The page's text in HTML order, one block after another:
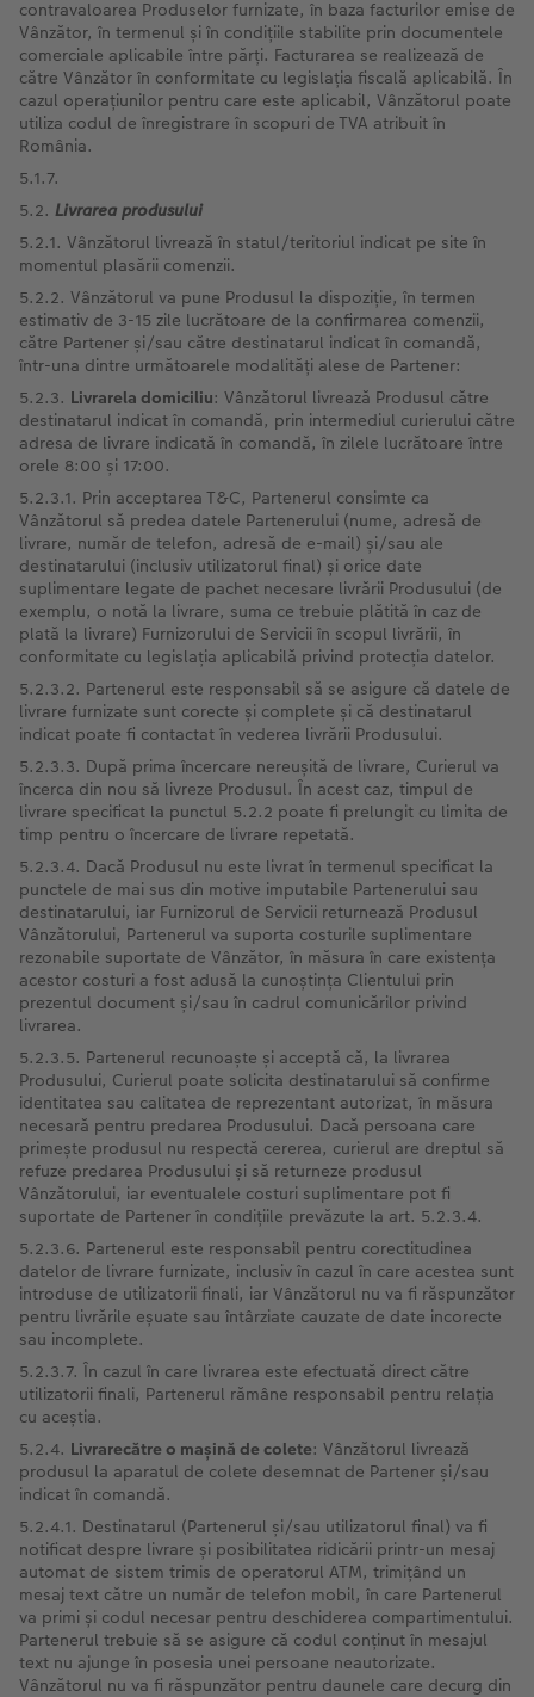
contravaloarea Produselor furnizate, în baza facturilor emise de
Vânzător, în termenul și în condițiile stabilite prin documentele
comerciale aplicabile între părți. Facturarea se realizează de
către Vânzător în conformitate cu legislația fiscală aplicabilă. În
cazul operațiunilor pentru care este aplicabil, Vânzătorul poate
utiliza codul de înregistrare în scopuri de TVA atribuit în
România.
5.1.7.
5.2. Livrarea produsului
5.2.1. Vânzătorul livrează în statul/teritoriul indicat pe site în
momentul plasării comenzii.
5.2.2. Vânzătorul va pune Produsul la dispoziție, în termen
estimativ de 3-15 zile lucrătoare de la confirmarea comenzii,
către Partener și/sau către destinatarul indicat în comandă,
într-una dintre următoarele modalități alese de Partener:
5.2.3. Livrarela domiciliu: Vânzătorul livrează Produsul către
destinatarul indicat în comandă, prin intermediul curierului către
adresa de livrare indicată în comandă, în zilele lucrătoare între
orele 8:00 și 17:00.
5.2.3.1. Prin acceptarea T&C, Partenerul consimte ca
Vânzătorul să predea datele Partenerului (nume, adresă de
livrare, număr de telefon, adresă de e-mail) și/sau ale
destinatarului (inclusiv utilizatorul final) și orice date
suplimentare legate de pachet necesare livrării Produsului (de
exemplu, o notă la livrare, suma ce trebuie plătită în caz de
plată la livrare) Furnizorului de Servicii în scopul livrării, în
conformitate cu legislația aplicabilă privind protecția datelor.
5.2.3.2. Partenerul este responsabil să se asigure că datele de
livrare furnizate sunt corecte și complete și că destinatarul
indicat poate fi contactat în vederea livrării Produsului.
5.2.3.3. După prima încercare nereușită de livrare, Curierul va
încerca din nou să livreze Produsul. În acest caz, timpul de
livrare specificat la punctul 5.2.2 poate fi prelungit cu limita de
timp pentru o încercare de livrare repetată.
5.2.3.4. Dacă Produsul nu este livrat în termenul specificat la
punctele de mai sus din motive imputabile Partenerului sau
destinatarului, iar Furnizorul de Servicii returnează Produsul
Vânzătorului, Partenerul va suporta costurile suplimentare
rezonabile suportate de Vânzător, în măsura în care existența
acestor costuri a fost adusă la cunoștința Clientului prin
prezentul document și/sau în cadrul comunicărilor privind
livrarea.
5.2.3.5. Partenerul recunoaște și acceptă că, la livrarea
Produsului, Curierul poate solicita destinatarului să confirme
identitatea sau calitatea de reprezentant autorizat, în măsura
necesară pentru predarea Produsului. Dacă persoana care
primește produsul nu respectă cererea, curierul are dreptul să
refuze predarea Produsului și să returneze produsul
Vânzătorului, iar eventualele costuri suplimentare pot fi
suportate de Partener în condițiile prevăzute la art. 5.2.3.4.
5.2.3.6. Partenerul este responsabil pentru corectitudinea
datelor de livrare furnizate, inclusiv în cazul în care acestea sunt
introduse de utilizatorii finali, iar Vânzătorul nu va fi răspunzător
pentru livrările eșuate sau întârziate cauzate de date incorecte
sau incomplete.
5.2.3.7. În cazul în care livrarea este efectuată direct către
utilizatorii finali, Partenerul rămâne responsabil pentru relația
cu aceștia.
5.2.4. Livrarecătre o mașină de colete: Vânzătorul livrează
produsul la aparatul de colete desemnat de Partener și/sau
indicat în comandă.
5.2.4.1. Destinatarul (Partenerul și/sau utilizatorul final) va fi
notificat despre livrare și posibilitatea ridicării printr-un mesaj
automat de sistem trimis de operatorul ATM, trimițând un
mesaj text către un număr de telefon mobil, în care Partenerul
va primi și codul necesar pentru deschiderea compartimentului.
Partenerul trebuie să se asigure că codul conținut în mesajul
text nu ajunge în posesia unei persoane neautorizate.
Vânzătorul nu va fi răspunzător pentru daunele care decurg din